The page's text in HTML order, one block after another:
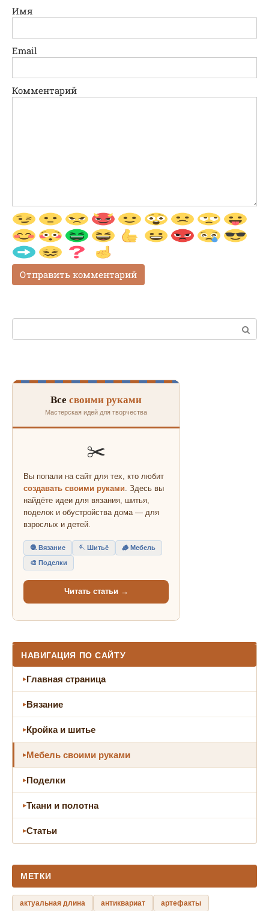
Имя
Email
Комментарий
Поиск:
Все своими руками
Мастерская идей для творчества
✂️
Вы попали на сайт для тех, кто любит
создавать своими руками. Здесь вы
найдёте идеи для вязания, шитья,
поделок и обустройства дома — для
взрослых и детей.
🧶 Вязание 🪡 Шитьё 🪵 Мебель
🎨 Поделки
Читать статьи →
НАВИГАЦИЯ ПО САЙТУ
Главная страница
Вязание
Кройка и шитье
Мебель своими руками
Поделки
Ткани и полотна
Статьи
МЕТКИ
актуальная длина антиквариат
артефакты